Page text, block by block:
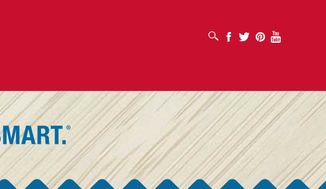
เปิดช่องค้นหา Facebook
Twitter PinterestYoutube